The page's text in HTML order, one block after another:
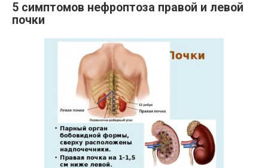
5 симптомов нефроптоза правой и левой
почки